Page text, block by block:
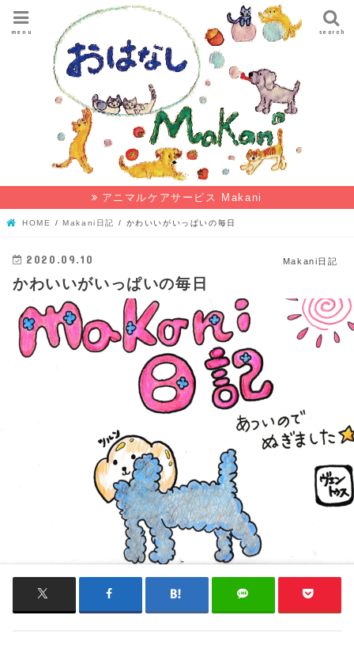
search
menu
アニマルケアサービス Makani
HOME Makani日記 かわいいがいっぱいの毎日
Makani日記
2020.09.10
かわいいがいっぱいの毎日